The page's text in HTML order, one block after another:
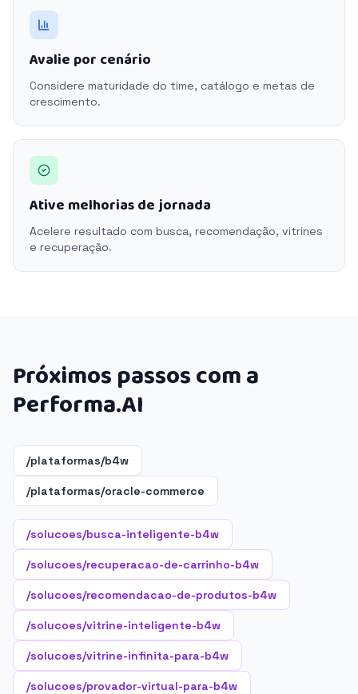
Avalie por cenário
Considere maturidade do time, catálogo e metas de
crescimento.
Ative melhorias de jornada
Acelere resultado com busca, recomendação, vitrines
e recuperação.
Próximos passos com a
Performa.AI
/plataformas/b4w
/plataformas/oracle-commerce
/solucoes/busca-inteligente-b4w
/solucoes/recuperacao-de-carrinho-b4w
/solucoes/recomendacao-de-produtos-b4w
/solucoes/vitrine-inteligente-b4w
/solucoes/vitrine-infinita-para-b4w
/solucoes/provador-virtual-para-b4w